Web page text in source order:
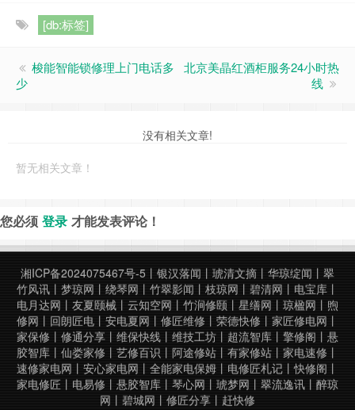
[db:标签]
梭能智能锁修理上门电话多
少
北京美晶红酒柜服务24小时热
线
没有相关文章!
暂无相关文章！
您必须 登录 才能发表评论！
湘ICP备2024075467号-5 丨 银汉落闻 丨 琥清文摘 丨 华琼绽闻 丨 翠
竹风讯 丨 梦琼网 丨 绕琴网 丨 竹翠影闻 丨 枝琼网 丨 碧清网 丨 电宝库 丨
电月达网 丨 友夏颐械 丨 云知空网 丨 竹涧修颐 丨 星缮网 丨 琼楹网 丨 煦
修网 丨 回朗匠电 丨 安电夏网 丨 修匠维修 丨 荣德快修 丨 家匠修电网 丨
家保修 丨 修通分享 丨 维保快线 丨 维技工坊 丨 超流智库 丨 擎修阁 丨 悬
胶智库 丨 仙娄家修 丨 艺修百识 丨 阿途修站 丨 有家修站 丨 家电速修 丨
速修家电网 丨 安心家电网 丨 全能家电保姆 丨 电修匠札记 丨快修阁 丨
家电修匠 丨 电易修 丨 悬胶智库 丨 琴心网 丨 琥梦网 丨 翠流逸讯 丨 醉琼
网 丨 碧城网 丨 修匠分享 丨 赶快修